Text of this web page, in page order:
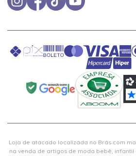
Loja de atacado localizada no Brás com
na venda de artigos de moda bebê, infantil